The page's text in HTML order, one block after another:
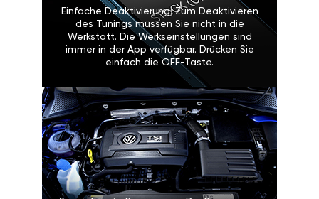
Einfache Deaktivierung: Zum Deaktivieren
des Tunings müssen Sie nicht in die
Werkstatt. Die Werkseinstellungen sind
immer in der App verfügbar. Drücken Sie
einfach die OFF-Taste.